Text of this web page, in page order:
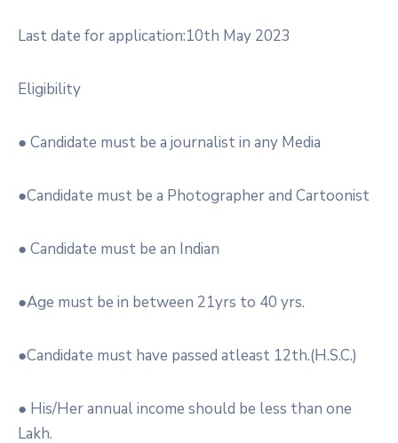
Last date for application:10th May 2023
Eligibility
● Candidate must be a journalist in any Media
●Candidate must be a Photographer and Cartoonist
● Candidate must be an Indian
●Age must be in between 21yrs to 40 yrs.
●Candidate must have passed atleast 12th.(H.S.C.)
● His/Her annual income should be less than one
Lakh.